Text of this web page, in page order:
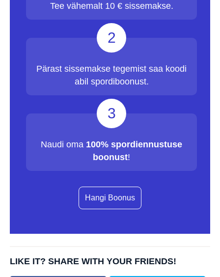
Tee vähemalt 10 € sissemakse.
2
Pärast sissemakse tegemist saa koodi
abil spordiboonust.
3
Naudi oma 100% spordiennustuse
boonust!
Hangi Boonus
LIKE IT? SHARE WITH YOUR FRIENDS!